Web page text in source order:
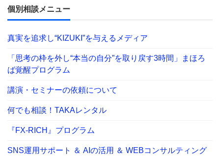
個別相談メニュー
真実を追求し“KIZUKI”を与えるメディア
「思考の枠を外し“本当の自分”を取り戻す3時間」まほろ
ば覚醒プログラム
講演・セミナーの依頼について
何でも相談！TAKAレンタル
『FX-RICH』プログラム
SNS運用サポート ＆ AIの活用 ＆ WEBコンサルティング